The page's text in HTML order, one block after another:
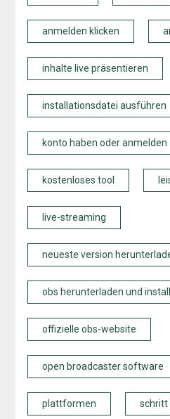
anmelden klicken
inhalte live präsentieren
installationsdatei ausführen
konto haben oder anmelden
kostenloses tool
live-streaming
neueste version
obs herunterladen und
offizielle obs-website
open broadcaster software
plattformen schritt